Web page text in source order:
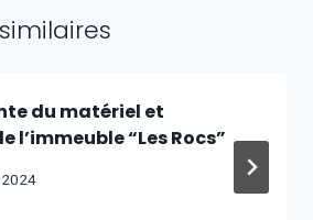
du matériel et
l’immeuble “Les Rocs”